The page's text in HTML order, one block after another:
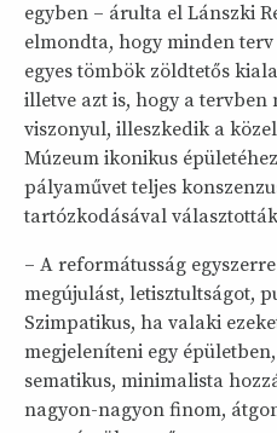
egyben – árulta el Lánszki
elmondta, hogy minden
egyes tömbök zöldtetős
illetve azt is, hogy a
viszonyul, illeszkedik a
Múzeum ikonikus
pályaművet teljes
tartózkodásával
– A reformátusság
megújulást, letisztultságot,
Szimpatikus, ha valaki
megjeleníteni egy
sematikus, minimalista
nagyon-nagyon finom,